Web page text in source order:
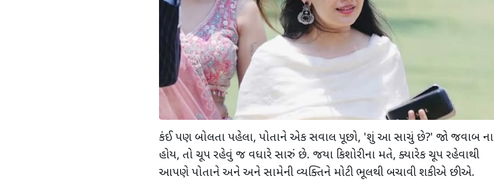
કંઈ પણ બોલતા પહેલા, પોતાને એક સવાલ પૂછો, 'શું આ સાચું છે?' જો જવાબ ના
હોય, તો ચૂપ રહેવું જ વધારે સારું છે. જયા કિશોરીના મતે, ક્યારેક ચૂપ રહેવાથી
આપણે પોતાને અને અને સામેની વ્યક્તિને મોટી ભૂલથી બચાવી શકીએ છીએ.